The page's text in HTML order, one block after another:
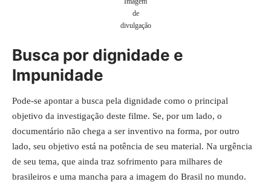
de
divulgação
Busca por dignidade e
Impunidade
Pode-se apontar a busca pela dignidade como o principal
objetivo da investigação deste filme. Se, por um lado, o
documentário não chega a ser inventivo na forma, por outro
lado, seu objetivo está na potência de seu material. Na urgência
de seu tema, que ainda traz sofrimento para milhares de
brasileiros e uma mancha para a imagem do Brasil no mundo.